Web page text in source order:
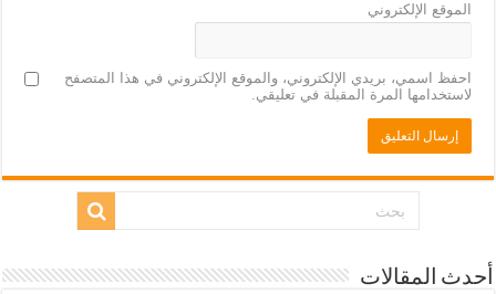
الموقع الإلكتروني
احفظ اسمي، بريدي الإلكتروني، والموقع الإلكتروني في هذا المتصفح
لاستخدامها المرة المقبلة في تعليقي.
أحدث المقالات